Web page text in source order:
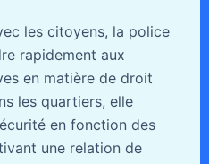
les citoyens, la police
rapidement aux
en matière de droit
les quartiers, elle
en fonction des
une relation de